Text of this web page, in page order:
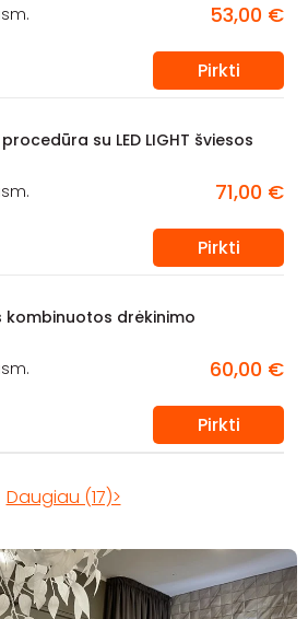
53,00 €
Pirkti
su LED LIGHT šviesos
71,00 €
Pirkti
kombinuotos drėkinimo
60,00 €
Pirkti
Daugiau (17)>